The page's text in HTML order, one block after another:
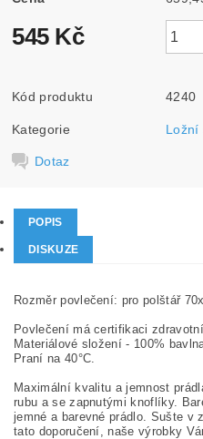
545 Kč
Kód produktu 4240
Kategorie Ložní
Dotaz
POPIS
DISKUZE
Rozměr povlečení: pro polštář
Povlečení má certifikaci
Materiálové složení - 100%
Praní na 40°C.
Maximální kvalitu a jemnost
rubu a se zapnutými knoflíky.
jemné a barevné prádlo. Sušte v
tato doporučení, naše výrobky